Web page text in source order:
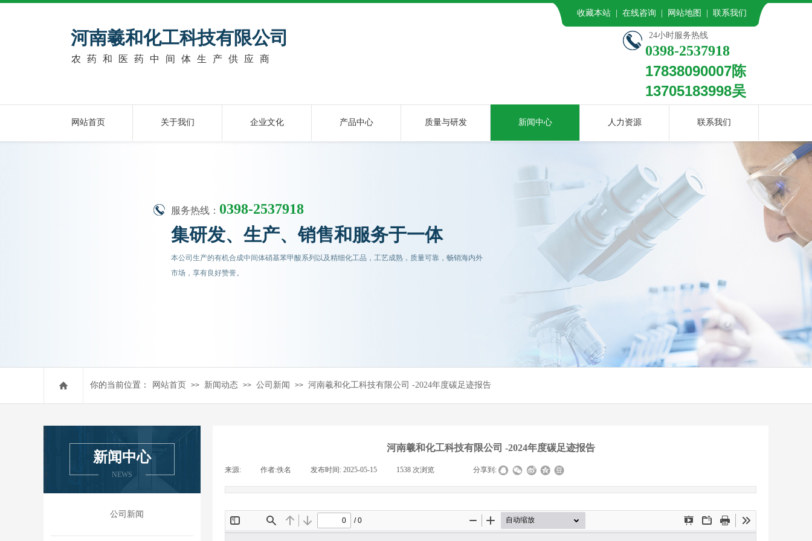
24小时服务热线
0398-2537918
17838090007陈
13705183998吴
网站首页 >> 新闻动态 >> 公司新闻 >> 河南羲和化工科技有限公司 -2024年度碳足迹报告
你的当前位置：
收藏本站 | 在线咨询 | 网站地图 | 联系我们
农药和医药中间体生产供应商
河南羲和化工科技有限公司
网站首页 关于我们 企业文化 产品中心 质量与研发 新闻中心 人力资源 联系我们
服务热线： 0398-2537918
集研发、生产、销售和服务于一体
本公司生产的有机合成中间体硝基苯甲酸系列以及精细化工品，工艺成熟，质量可靠，畅销海内外
市场，享有良好赞誉。
河南羲和化工科技有限公司 -2024年度碳足迹报告
来源: 作者:佚名 发布时间: 2025-05-15 1538 次浏览 分享到:
新闻中心
NEWS
公司新闻